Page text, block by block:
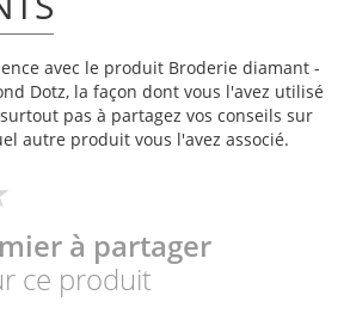
avec le produit Broderie diamant -
Dotz, la façon dont vous l'avez utilisé
pas à partagez vos conseils sur
autre produit vous l'avez associé.
à partager
ce produit